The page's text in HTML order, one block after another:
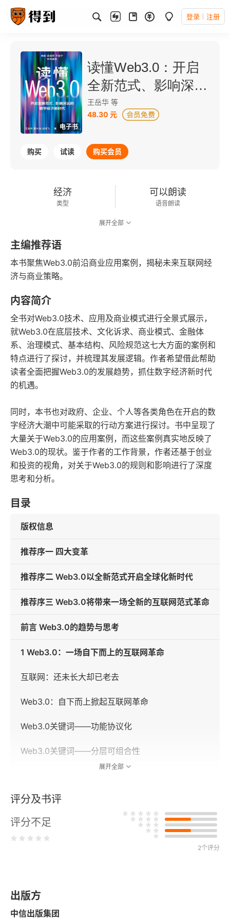
登录 注册
电子书
读懂Web3.0：开启
全新范式、影响深远
的数字经济新时代
王岳华 等
48.30 元
购买 试读 购买会员
经济
类型
可以朗读
语音朗读
展开全部
主编推荐语
本书聚焦Web3.0前沿商业应用案例，揭秘未来互联网经
济与商业策略。
内容简介
全书对Web3.0技术、应用及商业模式进行全景式展示，
就Web3.0在底层技术、文化诉求、商业模式、金融体
系、治理模式、基本结构、风险规范这七大方面的案例和
特点进行了探讨，并梳理其发展逻辑。作者希望借此帮助
读者全面把握Web3.0的发展趋势，抓住数字经济新时代
的机遇。
同时，本书也对政府、企业、个人等各类角色在开启的数
字经济大潮中可能采取的行动方案进行探讨。书中呈现了
大量关于Web3.0的应用案例，而这些案例真实地反映了
Web3.0的现状。鉴于作者的工作背景，作者还基于创业
和投资的视角，对关于Web3.0的规则和影响进行了深度
思考和分析。
目录
版权信息
推荐序一 四大变革
推荐序二 Web3.0以全新范式开启全球化新时代
推荐序三 Web3.0将带来一场全新的互联网范式革命
前言 Web3.0的趋势与思考
1 Web3.0：一场自下而上的互联网革命
互联网：还未长大却已老去
Web3.0：自下而上掀起互联网革命
Web3.0关键词——功能协议化
Web3.0关键词——分层可组合性
从“胖应用”到“胖协议”：Web3.0建立全新经济生态
2 Web3.0新技术：公链、身份和激励
激励：从流量池向完整经济体的转变
展开全部
评分及书评
评分不足
2个评分
出版方
中信出版集团